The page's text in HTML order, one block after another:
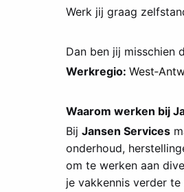
Werk jij graag
Dan ben jij misschien
Werkregio:
Waarom werken bij
Bij Jansen Services
onderhoud,
om te werken aan
je vakkennis verder